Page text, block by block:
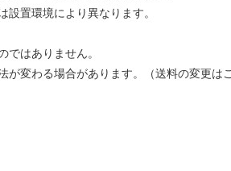
置環境により異なります。
ではありません。
変わる場合があります。（送料の変更は